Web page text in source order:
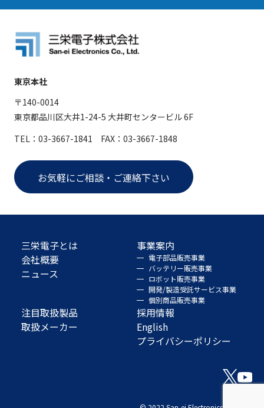
東京本社
〒140-0014
東京都品川区大井1-24-5 大井町センタービル 6F
TEL：03-3667-1841 FAX：03-3667-1848
お気軽にご相談・ご連絡下さい
三栄電子とは
会社概要
ニュース
事業案内
電子部品販売事業
バッテリー販売事業
ロボット販売事業
開発/製造受託サービス事業
個別商品販売事業
注目取扱製品
取扱メーカー
採用情報
English
プライバシーポリシー